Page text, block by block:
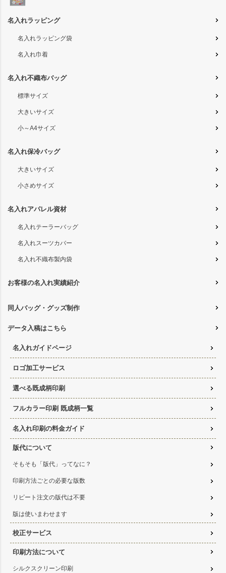
名入れラッピング
名入れラッピング袋
名入れ巾着
名入れ不織布バッグ
標準サイズ
大きいサイズ
小～A4サイズ
名入れ保冷バッグ
大きいサイズ
小さめサイズ
名入れアパレル資材
名入れテーラーバッグ
名入れスーツカバー
名入れ不織布製内袋
お客様の名入れ実績紹介
同人バッグ・グッズ制作
データ入稿はこちら
名入れガイドページ
ロゴ加工サービス
選べる既成柄印刷
フルカラー印刷 既成柄一覧
名入れ印刷の料金ガイド
版代について
そもそも「版代」ってなに？
印刷方法ごとの必要な版数
リピート注文の版代は不要
版は使いまわせます
校正サービス
印刷方法について
シルクスクリーン印刷